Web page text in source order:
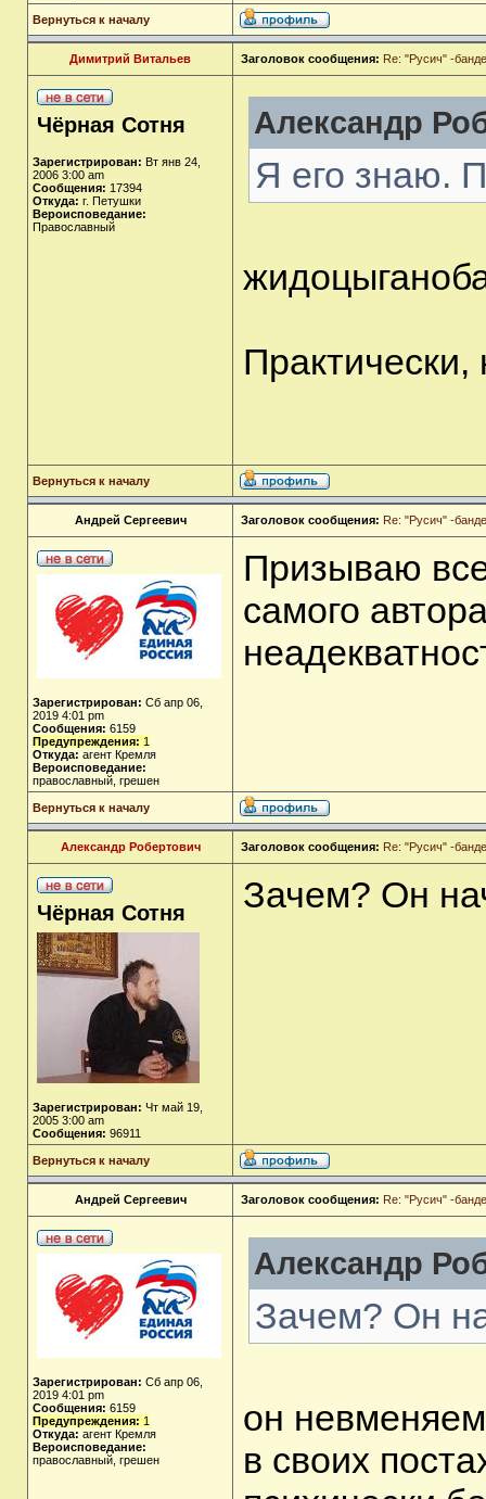
Вернуться к началу
Димитрий Витальев Заголовок сообщения: Re: "Русич" -
Чёрная Сотня
Зарегистрирован: Вт янв 24,
2006 3:00 am
Сообщения: 17394
Откуда: г. Петушки
Вероисповедание:
Православный
Александр
Я его знаю.
Практически,
Вернуться к началу
Андрей Сергеевич Заголовок сообщения: Re: "Русич" -
Зарегистрирован: Сб апр 06,
2019 4:01 pm
Сообщения: 6159
Предупреждения: 1
Откуда: агент Кремля
Вероисповедание:
православный, грешен
Призываю
самого
Вернуться к началу
Александр Робертович Заголовок сообщения: Re: "Русич" -
Чёрная Сотня
Зарегистрирован: Чт май 19,
2005 3:00 am
Сообщения: 96911
Зачем? Он
Вернуться к началу
Андрей Сергеевич Заголовок сообщения: Re: "Русич" -
Зарегистрирован: Сб апр 06,
2019 4:01 pm
Сообщения: 6159
Предупреждения: 1
Откуда: агент Кремля
Вероисповедание:
православный, грешен
Александр
Зачем? Он
он
в своих